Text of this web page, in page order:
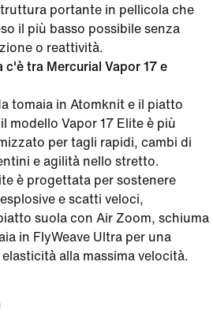
portante in pellicola che
il più basso possibile senza
o reattività.
c'è tra Mercurial Vapor 17 e
tomaia in Atomknit e il piatto
modello Vapor 17 Elite è più
per tagli rapidi, cambi di
e agilità nello stretto.
è progettata per sostenere
e scatti veloci,
suola con Air Zoom, schiuma
in FlyWeave Ultra per una
alla massima velocità.